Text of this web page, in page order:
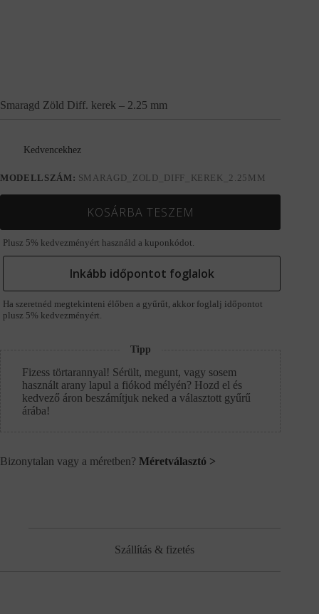
Smaragd Zöld Diff. kerek – 2.25 mm
MODELLSZÁM: SMARAGD_ZOLD_DIFF_KEREK_2.25MM
Kedvencekhez
KOSÁRBA TESZEM
Plusz 5% kedvezményért használd a kuponkódot.
Inkább időpontot foglalok
Ha szeretnéd megtekinteni élőben a gyűrűt, akkor foglalj időpontot
plusz 5% kedvezményért.
Tipp
Fizess törtarannyal! Sérült, megunt, vagy sosem
használt arany lapul a fiókod mélyén? Hozd el és
kedvező áron beszámítjuk neked a választott gyűrű
árába!
Bizonytalan vagy a méretben? Méretválasztó >
Szállítás & fizetés